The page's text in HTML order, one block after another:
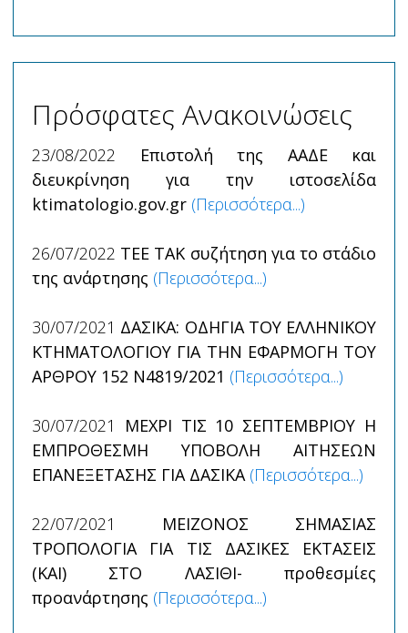
Πρόσφατες Ανακοινώσεις
23/08/2022
Επιστολή της ΑΑΔΕ και
διευκρίνηση για την ιστοσελίδα
ktimatologio.gov.gr (Περισσότερα...)
26/07/2022 TEE TAK συζήτηση για το στάδιο
της ανάρτησης (Περισσότερα...)
30/07/2021 ΔΑΣΙΚΑ: ΟΔΗΓΙΑ ΤΟΥ ΕΛΛΗΝΙΚΟΥ
ΚΤΗΜΑΤΟΛΟΓΙΟΥ ΓΙΑ ΤΗΝ ΕΦΑΡΜΟΓΗ ΤΟΥ
ΑΡΘΡΟΥ 152 Ν4819/2021 (Περισσότερα...)
30/07/2021 ΜΕΧΡΙ ΤΙΣ 10 ΣΕΠΤΕΜΒΡΙΟΥ Η
ΕΜΠΡΟΘΕΣΜΗ ΥΠΟΒΟΛΗ ΑΙΤΗΣΕΩΝ
ΕΠΑΝΕΞΕΤΑΣΗΣ ΓΙΑ ΔΑΣΙΚΑ (Περισσότερα...)
22/07/2021 ΜΕΙΖΟΝΟΣ ΣΗΜΑΣΙΑΣ
ΤΡΟΠΟΛΟΓΙΑ ΓΙΑ ΤΙΣ ΔΑΣΙΚΕΣ ΕΚΤΑΣΕΙΣ
(ΚΑΙ) ΣΤΟ ΛΑΣΙΘΙ- προθεσμίες
προανάρτησης (Περισσότερα...)